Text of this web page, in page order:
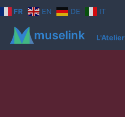
Aller
au
contenu
FR EN DE IT
muselink